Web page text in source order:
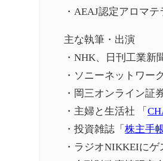
・AEAJ認定アロマ
主な執筆・出演
・NHK、日刊工業新
・ソニーネットワー
・岡三オンライン証
・主婦と生活社 「
・投資雑誌「株主手
・ラジオNIKKEIに